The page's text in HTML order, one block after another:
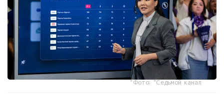
Фото: "Седьмой канал"